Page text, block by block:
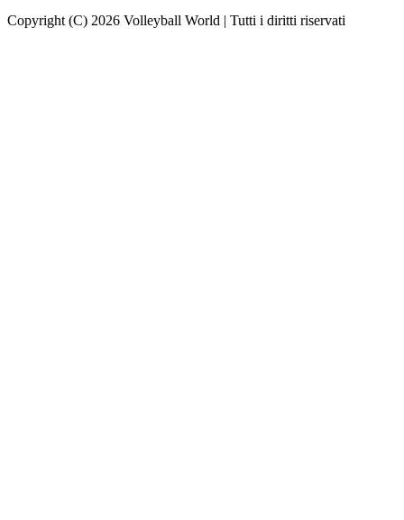
Copyright (C) 2026 Volleyball World | Tutti i diritti riservati